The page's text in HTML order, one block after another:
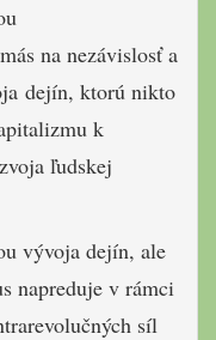
na nezávislosť a
dejín, ktorú nikto
k
ľudskej
vývoja dejín, ale
napreduje v rámci
síl